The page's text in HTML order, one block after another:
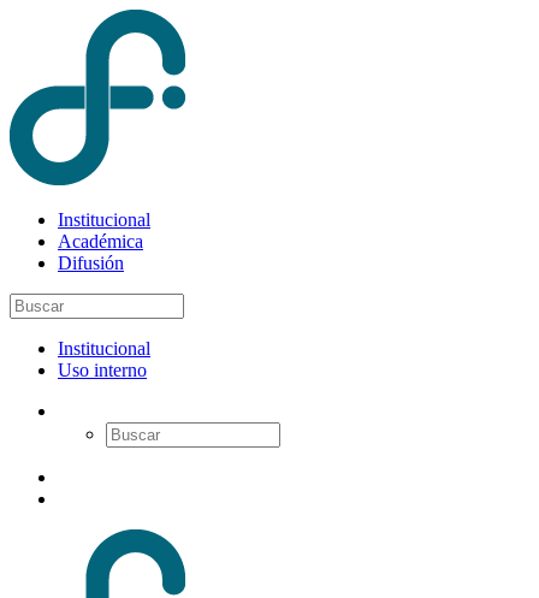
Institucional
Académica
Difusión
Institucional
Uso interno